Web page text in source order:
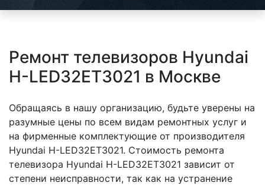
Ремонт телевизоров Hyundai
H-LED32ET3021 в Москве
Обращаясь в нашу организацию, будьте уверены на
разумные цены по всем видам ремонтных услуг и
на фирменные комплектующие от производителя
Hyundai H-LED32ET3021. Стоимость ремонта
телевизора Hyundai H-LED32ET3021 зависит от
степени неисправности, так как на устранение